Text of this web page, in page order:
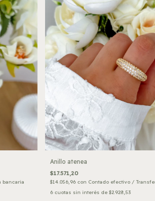
bancaria
Anillo atenea
$17.571,20
$14.056,96 con Contado efectivo /
6 cuotas sin interés de $2.928,53